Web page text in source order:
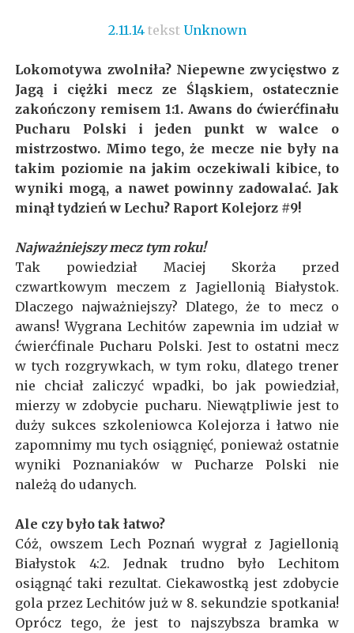
2.11.14tekst Unknown
Lokomotywa zwolniła? Niepewne zwycięstwo z
Jagą i ciężki mecz ze Śląskiem, ostatecznie
zakończony remisem 1:1. Awans do ćwierćfinału
Pucharu Polski i jeden punkt w walce o
mistrzostwo. Mimo tego, że mecze nie były na
takim poziomie na jakim oczekiwali kibice, to
wyniki mogą, a nawet powinny zadowalać. Jak
minął tydzień w Lechu? Raport Kolejorz #9!
Najważniejszy mecz tym roku!
Tak powiedział Maciej Skorża przed
czwartkowym meczem z Jagiellonią Białystok.
Dlaczego najważniejszy? Dlatego, że to mecz o
awans! Wygrana Lechitów zapewnia im udział w
ćwierćfinale Pucharu Polski. Jest to ostatni mecz
w tych rozgrywkach, w tym roku, dlatego trener
nie chciał zaliczyć wpadki, bo jak powiedział,
mierzy w zdobycie pucharu. Niewątpliwie jest to
duży sukces szkoleniowca Kolejorza i łatwo nie
zapomnimy mu tych osiągnięć, ponieważ ostatnie
wyniki Poznaniaków w Pucharze Polski nie
należą do udanych.
Ale czy było tak łatwo?
Cóż, owszem Lech Poznań wygrał z Jagiellonią
Białystok 4:2. Jednak trudno było Lechitom
osiągnąć taki rezultat. Ciekawostką jest zdobycie
gola przez Lechitów już w 8. sekundzie spotkania!
Oprócz tego, że jest to najszybsza bramka w